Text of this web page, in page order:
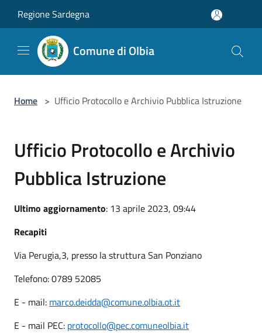
Regione Sardegna
Comune di Olbia
Home > Ufficio Protocollo e Archivio Pubblica Istruzione
Ufficio Protocollo e Archivio
Pubblica Istruzione
Ultimo aggiornamento: 13 aprile 2023, 09:44
Recapiti
Via Perugia,3, presso la struttura San Ponziano
Telefono: 0789 52085
E - mail: marco.deidda@comune.olbia.ot.it
E - mail PEC: protocollo@pec.comuneolbia.it